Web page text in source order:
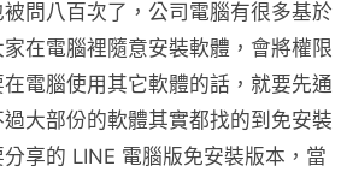
問八百次了，公司電腦有很多基於
在電腦裡隨意安裝軟體，會將權限
電腦使用其它軟體的話，就要先通
大部份的軟體其實都找的到免安裝
享的 LINE 電腦版免安裝版本，當